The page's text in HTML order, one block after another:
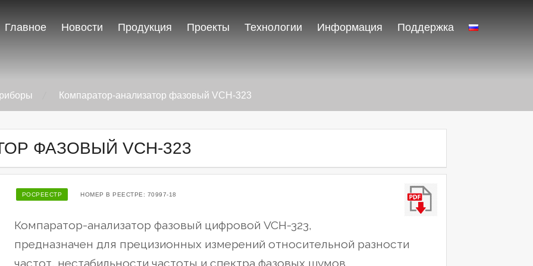
Главное Новости Продукция Проекты Технологии Информация Поддержка
Компаратор-анализатор фазовый VCH-323
ФАЗОВЫЙ VCH-323
РОСРЕЕСТР НОМЕР В РЕЕСТРЕ: 70997-18
Компаратор-анализатор фазовый цифровой VCH-323,
предназначен для прецизионных измерений относительной разности
частот, нестабильности частоты и спектра фазовых шумов